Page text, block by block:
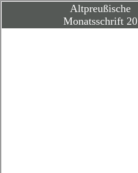
Altpreußische
Monatsschrift 20